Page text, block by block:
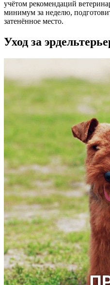
учётом рекомендаций
минимум за неделю,
затенённое место.
Уход за